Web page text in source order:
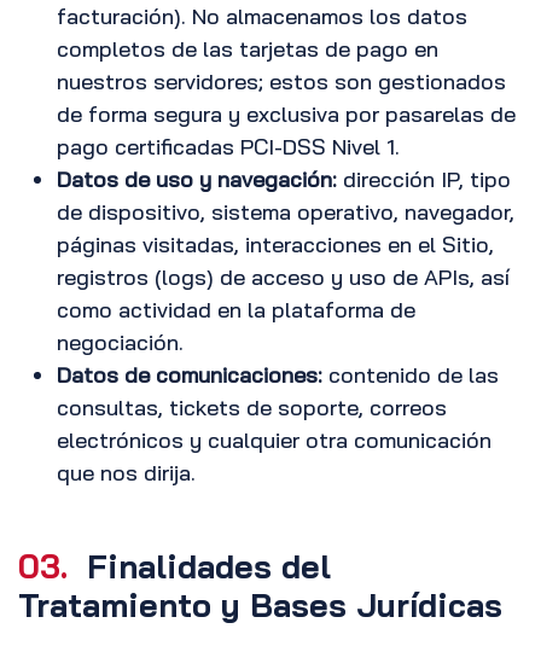
facturación). No almacenamos los datos
completos de las tarjetas de pago en
nuestros servidores; estos son gestionados
de forma segura y exclusiva por pasarelas de
pago certificadas PCI-DSS Nivel 1.
Datos de uso y navegación: dirección IP, tipo
de dispositivo, sistema operativo, navegador,
páginas visitadas, interacciones en el Sitio,
registros (logs) de acceso y uso de APIs, así
como actividad en la plataforma de
negociación.
Datos de comunicaciones: contenido de las
consultas, tickets de soporte, correos
electrónicos y cualquier otra comunicación
que nos dirija.
03. Finalidades del
Tratamiento y Bases Jurídicas